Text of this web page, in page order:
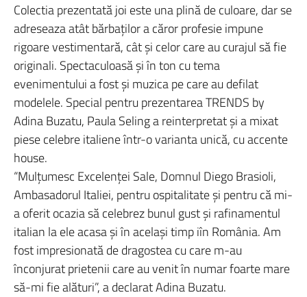
Colectia prezentată joi este una plină de culoare, dar se
adreseaza atât bărbaţilor a căror profesie impune
rigoare vestimentară, cât şi celor care au curajul să fie
originali. Spectaculoasă şi în ton cu tema
evenimentului a fost şi muzica pe care au defilat
modelele. Special pentru prezentarea TRENDS by
Adina Buzatu, Paula Seling a reinterpretat şi a mixat
piese celebre italiene într-o varianta unică, cu accente
house.
“Mulţumesc Excelenţei Sale, Domnul Diego Brasioli,
Ambasadorul Italiei, pentru ospitalitate şi pentru că mi-
a oferit ocazia să celebrez bunul gust şi rafinamentul
italian la ele acasa şi în acelaşi timp iîn România. Am
fost impresionată de dragostea cu care m-au
înconjurat prietenii care au venit în numar foarte mare
să-mi fie alături”, a declarat Adina Buzatu.